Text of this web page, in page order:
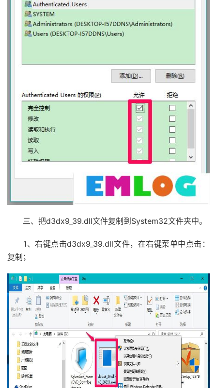
三、把d3dx9_39.dll文件复制到System32文件夹中。
1、右键点击d3dx9_39.dll文件，在右键菜单中点击：
复制；